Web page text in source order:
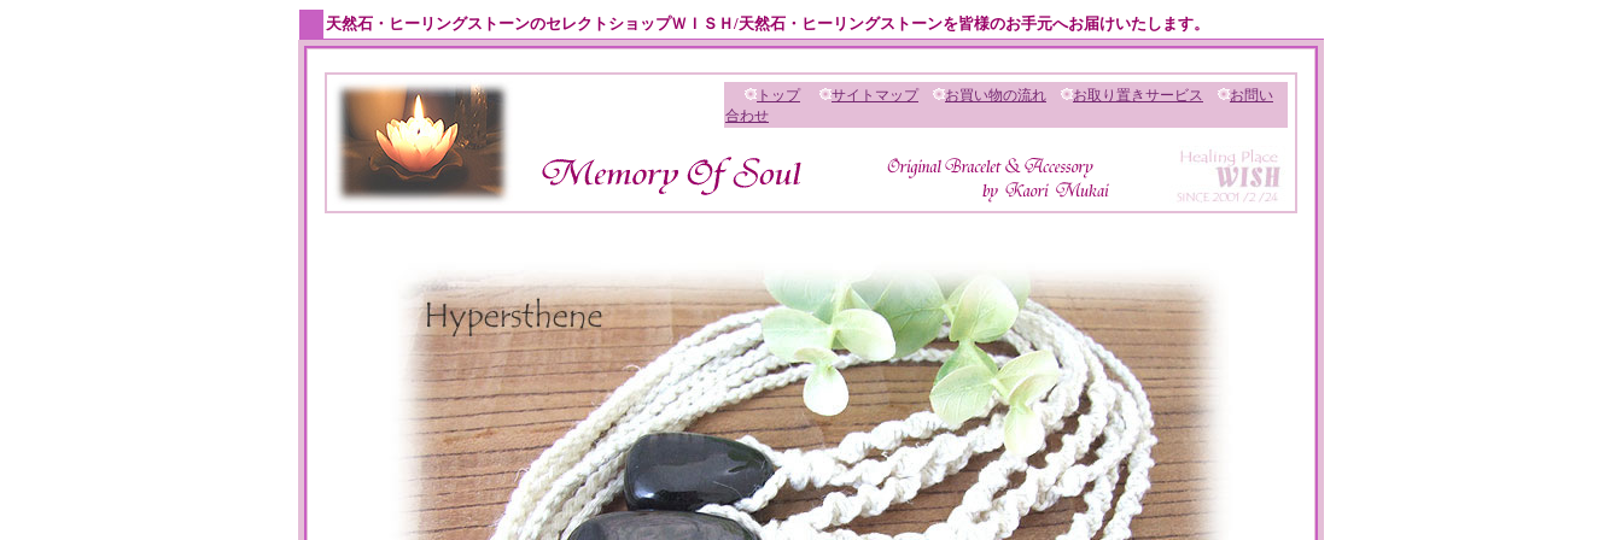
天然石・ヒーリングストーンのセレクトショップＷＩＳＨ/天然石・ヒーリングストーンを皆様のお手元へお届けいたします。
トップ サイトマップ お買い物の流れ お取り置きサービス
お問い
合わせ